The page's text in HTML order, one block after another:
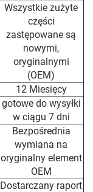
Wszystkie zużyte
części
zastępowane są
nowymi,
oryginalnymi
(OEM)
12 Miesięcy
gotowe do wysyłki
w ciągu 7 dni
Bezpośrednia
wymiana na
oryginalny element
OEM
Dostarczany raport